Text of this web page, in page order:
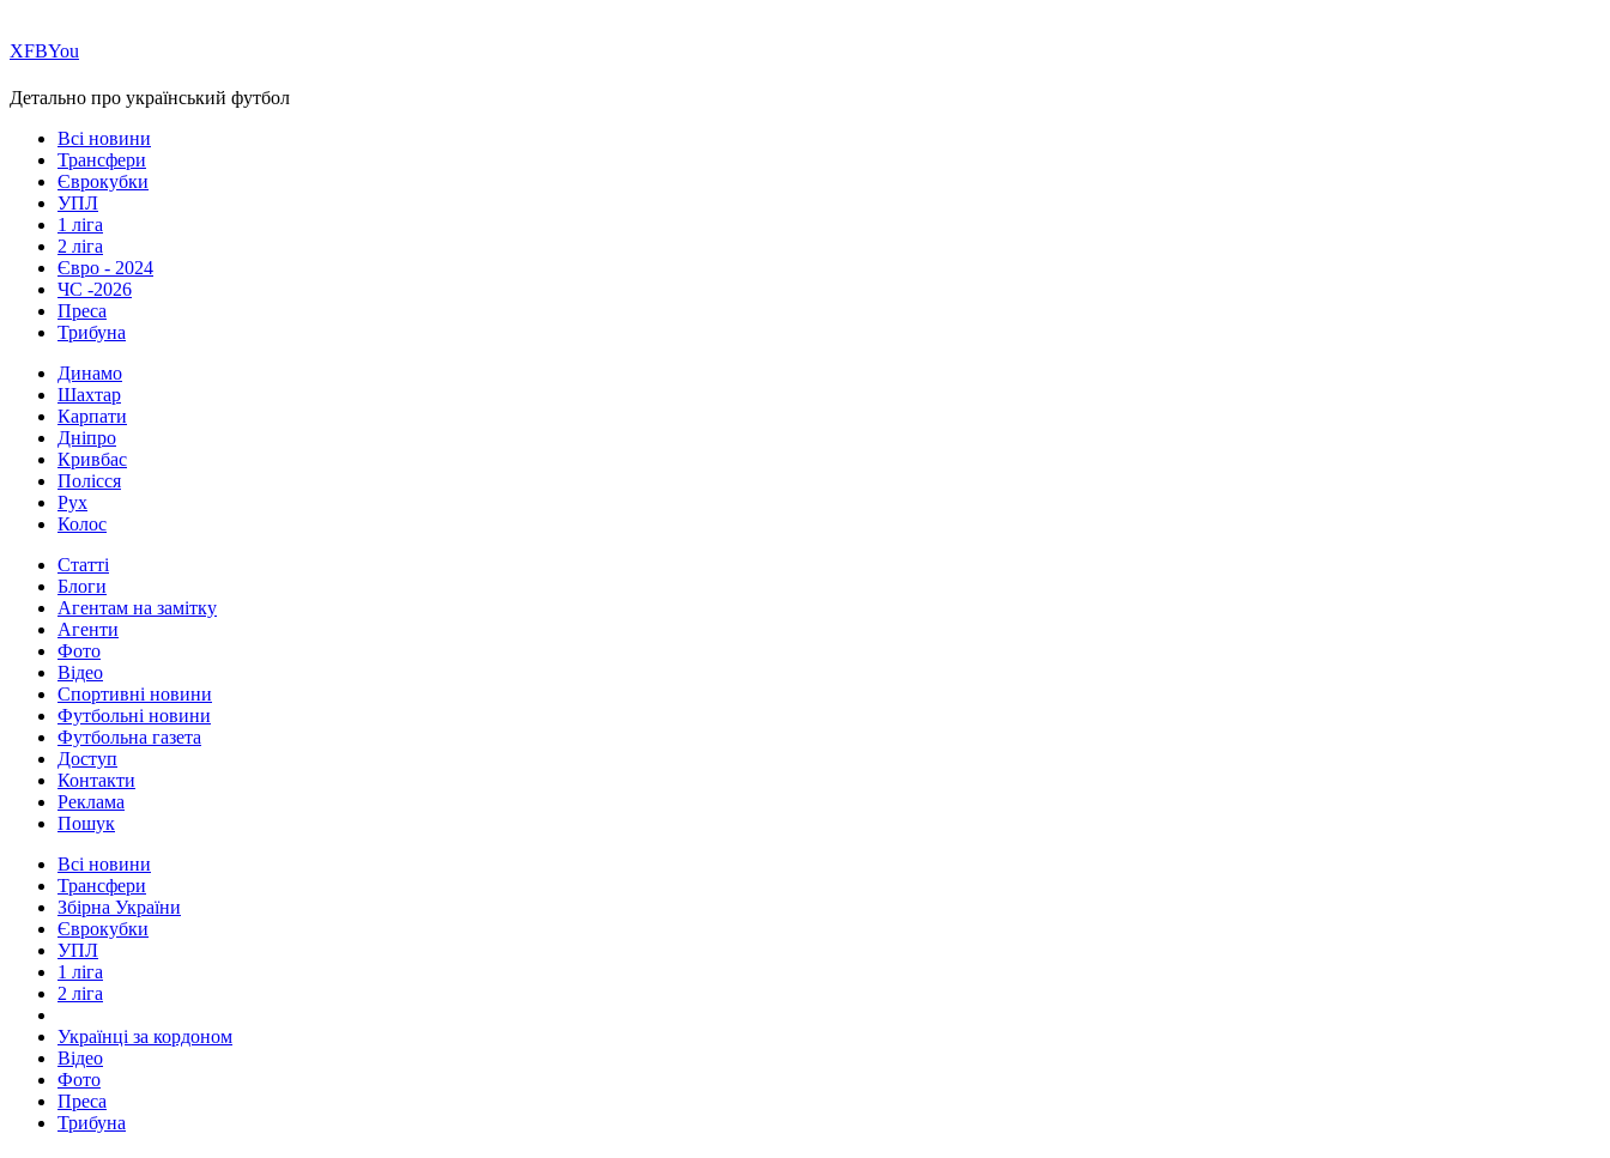
ХFBYou
Детально про український футбол
Всі новини
Трансфери
Єврокубки
УПЛ
1 ліга
2 ліга
Євро - 2024
ЧС -2026
Преса
Трибуна
Динамо
Шахтар
Карпати
Дніпро
Кривбас
Полісся
Рух
Колос
Статті
Блоги
Агентам на замітку
Агенти
Фото
Відео
Спортивні новини
Футбольні новини
Футбольна газета
Доступ
Контакти
Реклама
Пошук
Всі новини
Трансфери
Збірна України
Єврокубки
УПЛ
1 ліга
2 ліга
Українці за кордоном
Відео
Фото
Преса
Трибуна